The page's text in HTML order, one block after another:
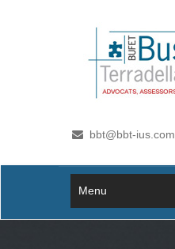
bbt@bbt-ius.com
Menu